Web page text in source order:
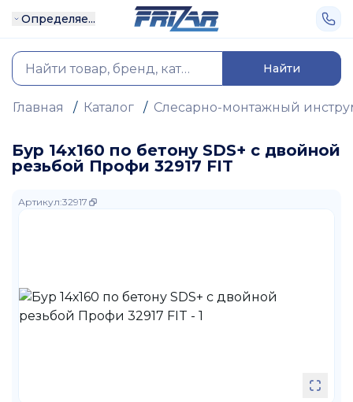
Определяе...
Найти
Главная / Каталог / Слесарно-монтажный
Бур 14х160 по бетону SDS+ с двойной
резьбой Профи 32917 FIT
Артикул:32917